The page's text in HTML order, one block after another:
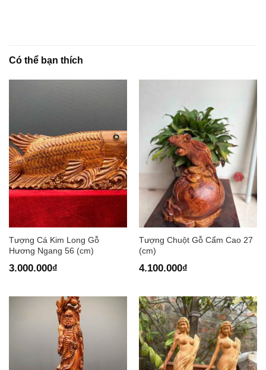
Có thể bạn thích
Tượng Cá Kim Long Gỗ
Hương Ngang 56 (cm)
3.000.000₫
Tượng Chuột Gỗ Cẩm Cao 27
(cm)
4.100.000₫